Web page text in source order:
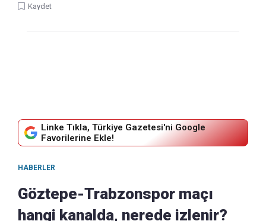
Kaydet
Linke Tıkla, Türkiye Gazetesi'ni Google
Favorilerine Ekle!
HABERLER
Göztepe-Trabzonspor maçı
hangi kanalda, nerede izlenir?